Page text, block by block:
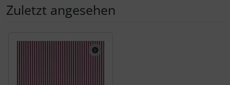
Zuletzt angesehen